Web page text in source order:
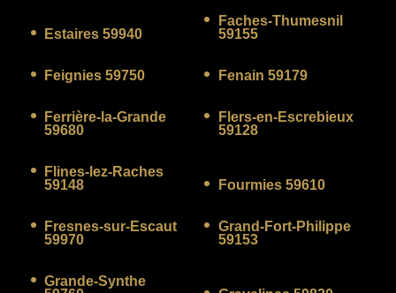
Estaires 59940
Faches-Thumesnil
59155
Feignies 59750 Fenain 59179
Ferrière-la-Grande
59680
Flers-en-Escrebieux
59128
Flines-lez-Raches
59148
Fourmies 59610
Fresnes-sur-Escaut
59970
Grand-Fort-Philippe
59153
Grande-Synthe